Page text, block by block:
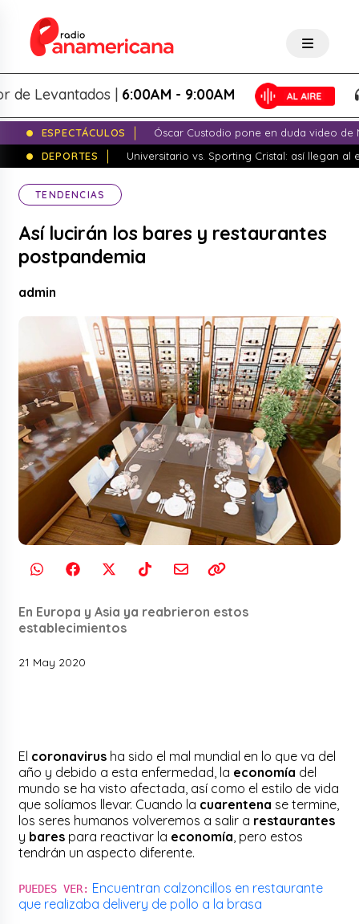
|6:00AM - 9:00AM
ESPECTÁCULOS
Óscar Custodio pone en duda video de
DEPORTES
Universitario vs. Sporting Cristal: así llegan al
TENDENCIAS
Así lucirán los bares y restaurantes
postpandemia
admin
En Europa y Asia ya reabrieron estos
establecimientos
21 May 2020
El coronavirus ha sido el mal mundial en lo que va del
año y debido a esta enfermedad, la economía del
mundo se ha visto afectada, así como el estilo de vida
que solíamos llevar. Cuando la cuarentena se termine,
los seres humanos volveremos a salir a restaurantes
y bares para reactivar la economía , pero estos
tendrán un aspecto diferente.
PUEDES VER: Encuentran calzoncillos en restaurante
que realizaba delivery de pollo a la brasa